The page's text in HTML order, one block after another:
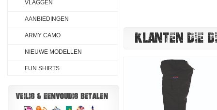
KLANTEN DIE
VLAGGEN
AANBIEDINGEN
ARMY CAMO
NIEUWE MODELLEN
FUN SHIRTS